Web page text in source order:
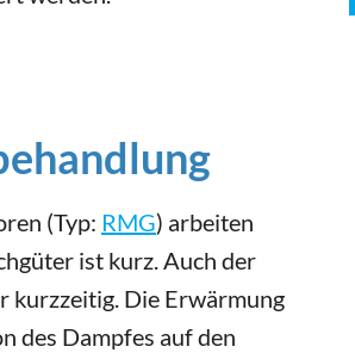
(Typ: RMG) arbeiten
ist kurz. Auch der
kurzzeitig. Die Erwärmung
des Dampfes auf den